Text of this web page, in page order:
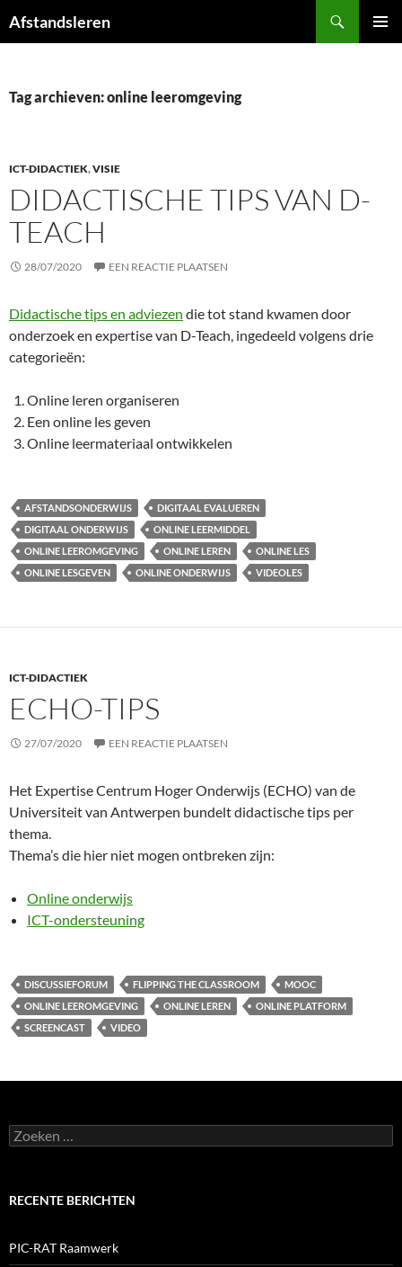
naar
Afstandsleren
Tag archieven: online leeromgeving
ICT-DIDACTIEK,VISIE
DIDACTISCHE TIPS VAN D-
TEACH
28/07/2020 EEN REACTIE PLAATSEN
Didactische tips en adviezen die tot stand kwamen door
onderzoek en expertise van D-Teach, ingedeeld volgens drie
categorieën:
Online leren organiseren
Een online les geven
Online leermateriaal ontwikkelen
AFSTANDSONDERWIJS
DIGITAAL EVALUEREN
DIGITAAL ONDERWIJS
ONLINE LEERMIDDEL
ONLINE LEEROMGEVING
ONLINE LEREN
ONLINE LES
ONLINE LESGEVEN
ONLINE ONDERWIJS VIDEOLES
ICT-DIDACTIEK
ECHO-TIPS
27/07/2020 EEN REACTIE PLAATSEN
Het Expertise Centrum Hoger Onderwijs (ECHO) van de
Universiteit van Antwerpen bundelt didactische tips per
thema.
Thema’s die hier niet mogen ontbreken zijn:
Online onderwijs
ICT-ondersteuning
DISCUSSIEFORUM FLIPPING THE CLASSROOM
MOOC
ONLINE LEEROMGEVING
ONLINE LEREN
ONLINE PLATFORM
SCREENCAST
VIDEO
Zoeken
naar:
RECENTE BERICHTEN
PIC-RAT Raamwerk